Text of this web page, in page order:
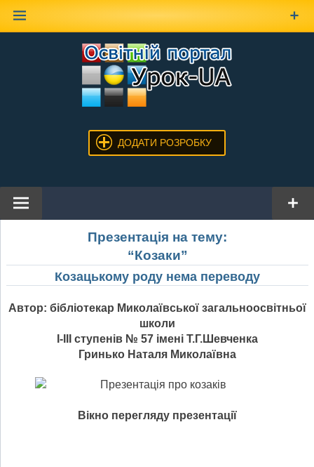
ДОДАТИ РОЗРОБКУ
Презентація на тему:
“Козаки”
Козацькому роду нема переводу
Автор: бібліотекар Миколаївської загальноосвітньої
школи
І-ІІІ ступенів № 57 імені Т.Г.Шевченка
Гринько Наталя Миколаївна
Вікно перегляду презентації